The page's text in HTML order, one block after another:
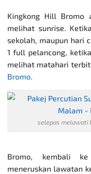
Kingkong Hill Bromo
melihat sunrise.
sekolah, maupun hari
1 full pelancong,
melihat matahari
Bromo
selepas melawati
Bromo, kembali
meneruskan lawatan